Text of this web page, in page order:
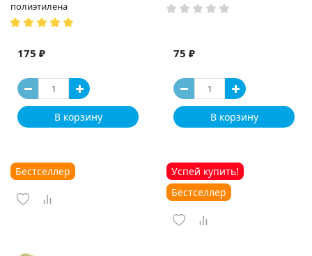
полиэтилена
175 ₽
В корзину
75 ₽
В корзину
Бестселлер
Успей купить!
Бестселлер